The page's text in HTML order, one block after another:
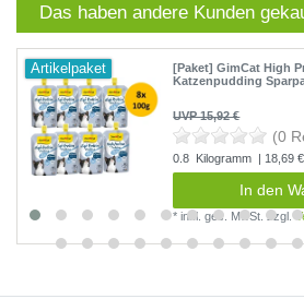
Das haben andere Kunden
Artikelpaket
[Paket] GimCat High
Katzenpudding
UVP 15,92 €
(0
0.8 Kilogramm | 18,69
In den
*inkl. ges. MwSt. zzgl.